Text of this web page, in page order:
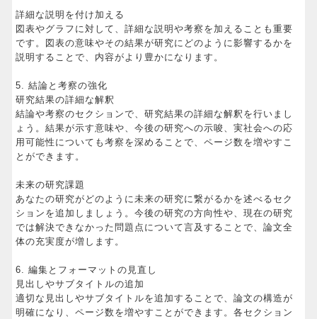
詳細な説明を付け加える
図表やグラフに対して、詳細な説明や考察を加えることも重要
です。図表の意味やその結果が研究にどのように影響するかを
説明することで、内容がより豊かになります。
5. 結論と考察の強化
研究結果の詳細な解釈
結論や考察のセクションで、研究結果の詳細な解釈を行いまし
ょう。結果が示す意味や、今後の研究への示唆、実社会への応
用可能性についても考察を深めることで、ページ数を増やすこ
とができます。
未来の研究課題
あなたの研究がどのように未来の研究に繋がるかを述べるセク
ションを追加しましょう。今後の研究の方向性や、現在の研究
では解決できなかった問題点について言及することで、論文全
体の充実度が増します。
6. 編集とフォーマットの見直し
見出しやサブタイトルの追加
適切な見出しやサブタイトルを追加することで、論文の構造が
明確になり、ページ数を増やすことができます。各セクション